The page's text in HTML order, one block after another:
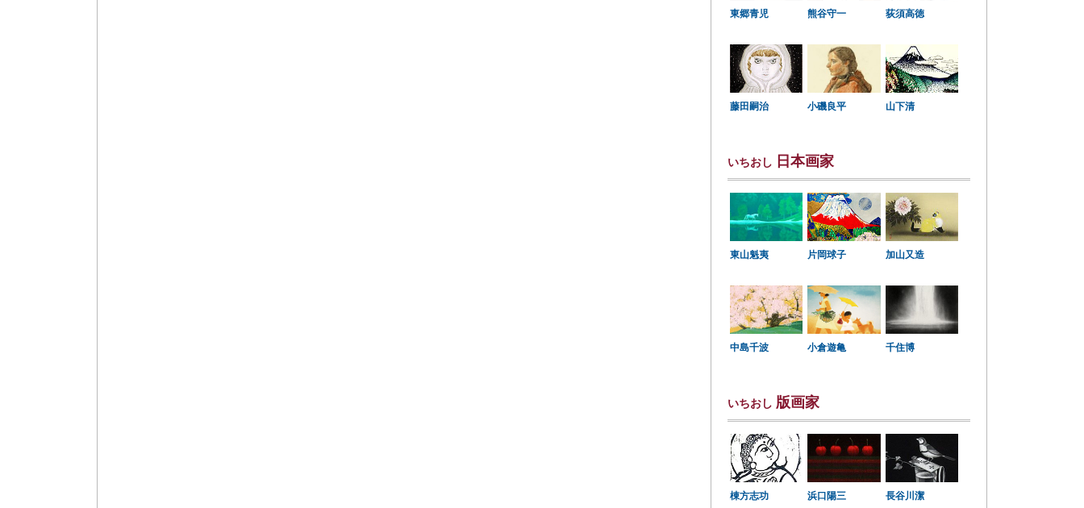
東郷青児 熊谷守一 荻須高徳
藤田嗣治 小磯良平 山下清
いちおし 日本画家
東山魁夷 片岡球子 加山又造
中島千波 小倉遊亀 千住博
いちおし 版画家
棟方志功 浜口陽三 長谷川潔